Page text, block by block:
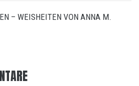
– WEISHEITEN VON ANNA M.